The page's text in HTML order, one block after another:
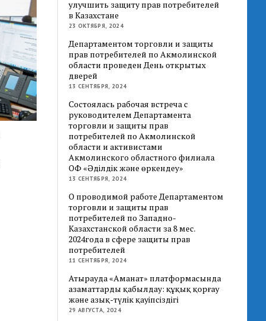
улучшить защиту прав потребителей
в Казахстане
23 ОКТЯБРЯ, 2024
Департаментом торговли и защиты
прав потребителей по Акмолинской
области проведен День открытых
дверей
13 СЕНТЯБРЯ, 2024
Состоялась рабочая встреча с
руководителем Департамента
торговли и защиты прав
потребителей по Акмолинской
области и активистами
Акмолинского областного филиала
ОФ «Әділдік және өркендеу»
13 СЕНТЯБРЯ, 2024
О проводимой работе Департаментом
торговли и защиты прав
потребителей по Западно-
Казахстанской области за 8 мес.
2024года в сфере защиты прав
потребителей
11 СЕНТЯБРЯ, 2024
Атырауда «Аманат» платформасында
азаматтарды қабылдау: құқық қорғау
және азық-түлік қауіпсіздігі
29 АВГУСТА, 2024